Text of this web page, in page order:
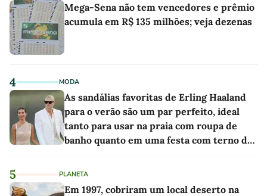
Mega-Sena não tem vencedores e prêmio
acumula em R$ 135 milhões; veja dezenas
4 MODA
As sandálias favoritas de Erling Haaland
para o verão são um par perfeito, ideal
tanto para usar na praia com roupa de
banho quanto em uma festa com terno de
5 PLANETA
Em 1997, cobriram um local deserto na